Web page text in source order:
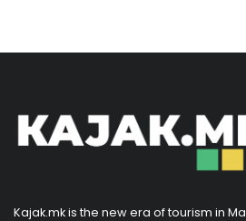
Kajak.mk is the new era of tourism in